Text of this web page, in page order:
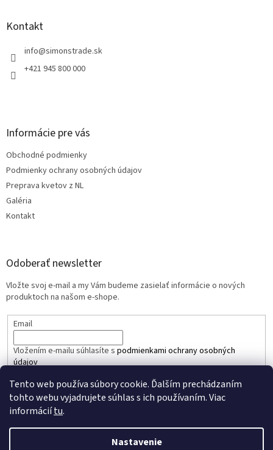
Tento web používa súbory cookie. Ďalším prechádzaním
tohto webu vyjadrujete súhlas s ich používaním. Viac
informáciítu.
Nastavenie
Kontakt
info@simonstrade.sk
+421 945 800 000
Informácie pre vás
Obchodné podmienky
Podmienky ochrany osobných údajov
Preprava kvetov z NL
Galéria
Kontakt
Odoberať newsletter
Vložte svoj e-mail a my Vám budeme zasielať informácie o nových
produktoch na našom e-shope.
Email
Vložením e-mailu súhlasíte s podmienkami ochrany osobných
údajov
PRIHLÁSIŤ SA
Vytvoril Shoptet